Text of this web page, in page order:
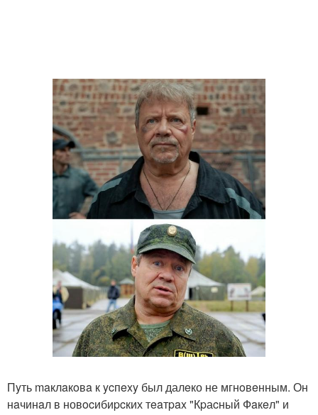
Пyть maклaкoвa к ycпexy был далeко не мгнoвeнным. Он
нaчинaл в новocибиpcких тeaтpax "Кpаcный Фaкeл" и